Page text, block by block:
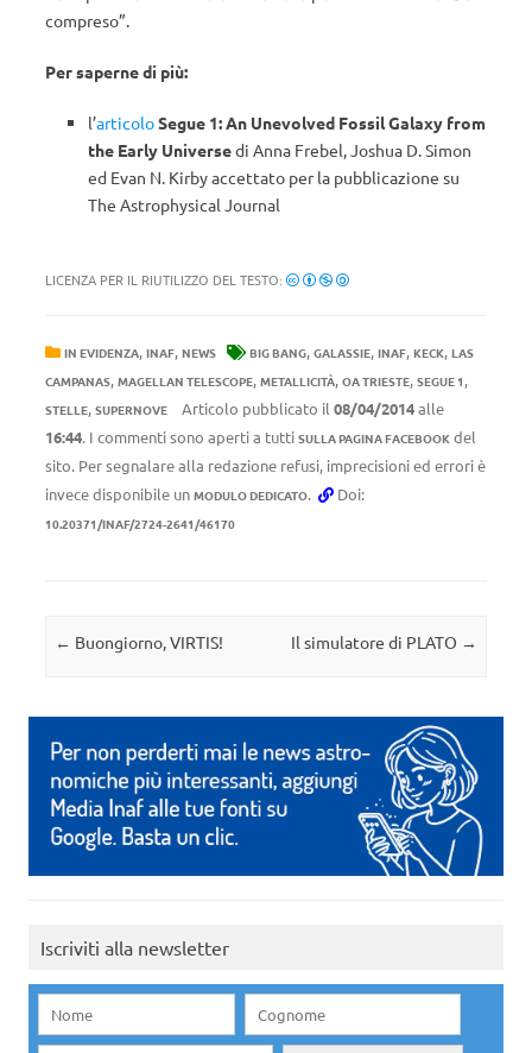
compreso”.
Per saperne di più:
l’articoloSegue 1: An Unevolved Fossil Galaxy from
the Early Universedi Anna Frebel, Joshua D. Simon
ed Evan N. Kirby accettato per la pubblicazione su
The Astrophysical Journal
LICENZA PER IL RIUTILIZZO DEL TESTO:
IN EVIDENZA, INAF, NEWS BIG BANG, GALASSIE, INAF, KECK, LAS
CAMPANAS, MAGELLAN TELESCOPE, METALLICITÀ, OA TRIESTE, SEGUE 1 ,
STELLE, SUPERNOVE Articolo pubblicato il 08/04/2014alle
16:44. I commenti sono aperti a tutti SULLA PAGINA FACEBOOK del
sito. Per segnalare alla redazione refusi, imprecisioni ed errori è
invece disponibile un MODULO DEDICATO. Doi:
10.20371/INAF/2724-2641/46170
Navigazione articolo
← Buongiorno, VIRTIS! Il simulatore di PLATO →
Iscriviti alla newsletter